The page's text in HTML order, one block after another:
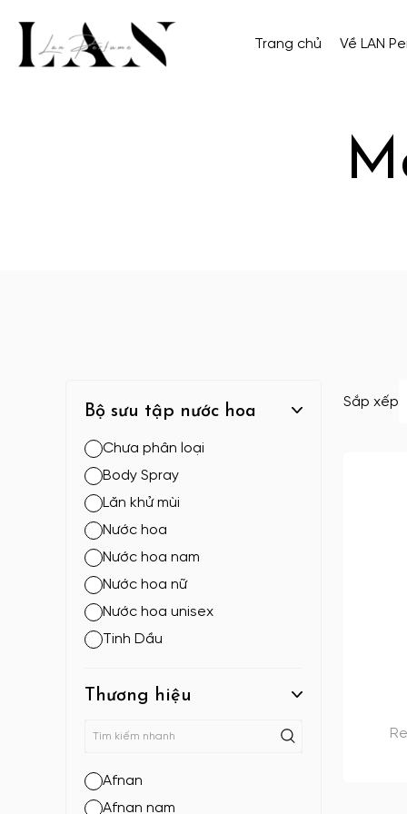
Trang chủ Về LAN
Bộ sưu tập nước hoa
Chưa phân loại
Body Spray
Lăn khử mùi
Nước hoa
Nước hoa nam
Nước hoa nữ
Nước hoa unisex
Tinh Dầu
Thương hiệu
Afnan
Afnan nam
Sắp xếp